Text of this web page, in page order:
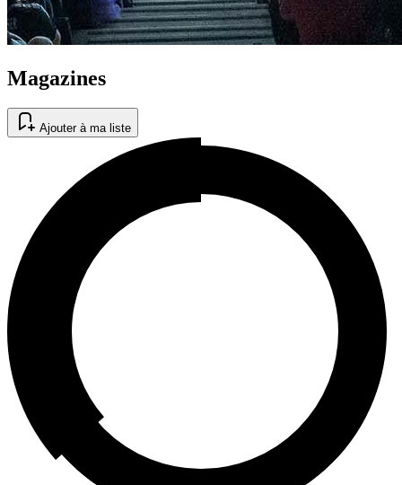
Magazines
Ajouter à ma liste